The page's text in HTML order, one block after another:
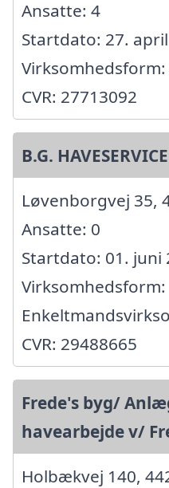
Ansatte: 4
Startdato: 27.
CVR: 27713092
B.G.
Løvenborgvej 35,
Ansatte: 0
Startdato: 01. juni
Virksomhedsform:
CVR: 29488665
Frede's byg/
havearbejde v/
Holbækvej 140,